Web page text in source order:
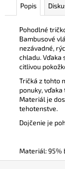
Popis
Pohodlné
Bambusové
nezávadné,
chladu. Vďaka
citlivou
Tričká z tohto
ponuky,
Materiál je
tehotenstve.
Dojčenie je
Materiál: 95%